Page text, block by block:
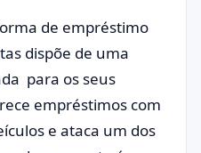
de empréstimo
dispõe de uma
para os seus
empréstimos com
e ataca um dos